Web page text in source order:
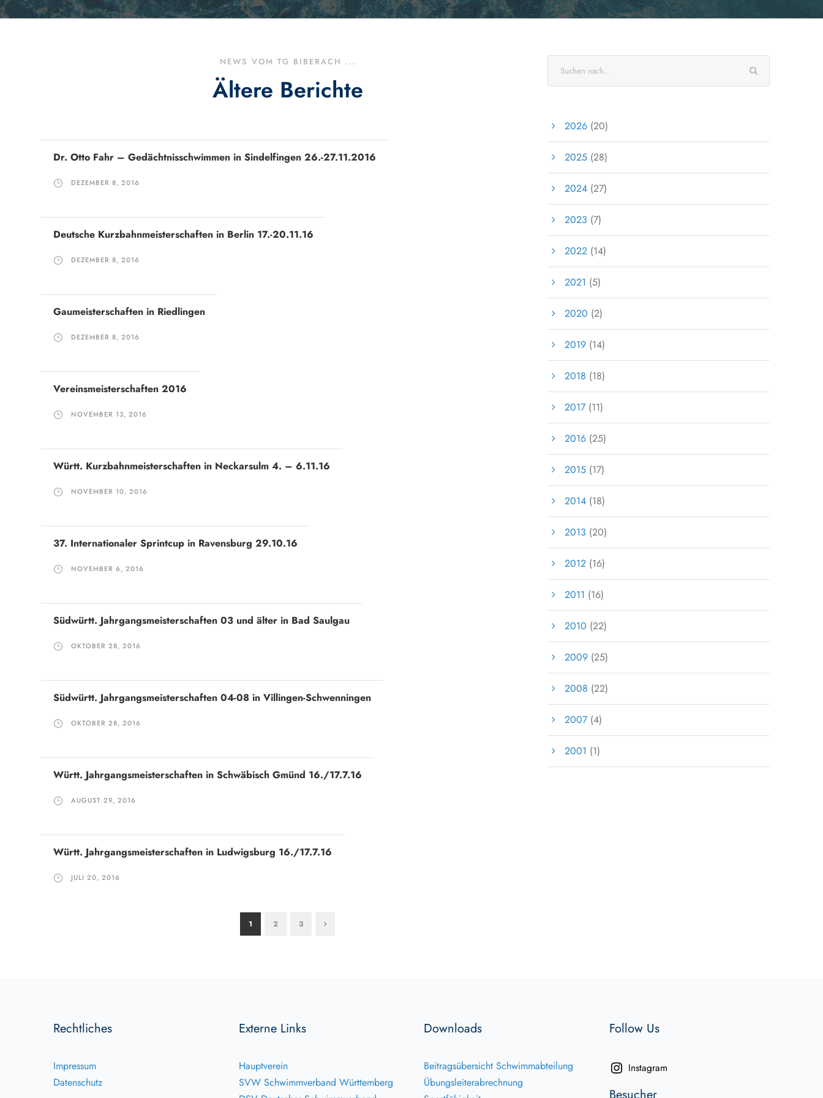
NEWS VOM TG BIBERACH ...
Ältere Berichte
Dr. Otto Fahr – Gedächtnisschwimmen in Sindelfingen 26.-27.11.2016
DEZEMBER 8, 2016
Deutsche Kurzbahnmeisterschaften in Berlin 17.-20.11.16
DEZEMBER 8, 2016
Gaumeisterschaften in Riedlingen
DEZEMBER 8, 2016
Vereinsmeisterschaften 2016
NOVEMBER 13, 2016
Württ. Kurzbahnmeisterschaften in Neckarsulm 4. – 6.11.16
NOVEMBER 10, 2016
37. Internationaler Sprintcup in Ravensburg 29.10.16
NOVEMBER 6, 2016
Südwürtt. Jahrgangsmeisterschaften 03 und älter in Bad Saulgau
OKTOBER 28, 2016
Südwürtt. Jahrgangsmeisterschaften 04-08 in Villingen-Schwenningen
OKTOBER 28, 2016
Württ. Jahrgangsmeisterschaften in Schwäbisch Gmünd 16./17.7.16
AUGUST 29, 2016
Württ. Jahrgangsmeisterschaften in Ludwigsburg 16./17.7.16
JULI 20, 2016
1 2 3
2026(20)
2025(28)
2024(27)
2023 (7)
2022(14)
2021 (5)
2020 (2)
2019(14)
2018 (18)
2017(11)
2016(25)
2015(17)
2014(18)
2013 (20)
2012(16)
2011 (16)
2010 (22)
2009(25)
2008 (22)
2007(4)
2001 (1)
Rechtliches
Impressum
Datenschutz
Externe Links
Hauptverein
SVW Schwimmverband Württemberg
Downloads
Beitragsübersicht Schwimmabteilung
Übungsleiterabrechnung
Follow Us
Instagram
Besucher